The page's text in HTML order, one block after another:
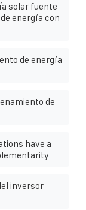
solar fuente
energía con
de energía
de
have a
inversor